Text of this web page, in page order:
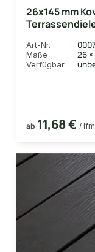
26x145 mm
Art-Nr.
Maße 26 ×
Verfügbar
ab 11,68 € / lfm